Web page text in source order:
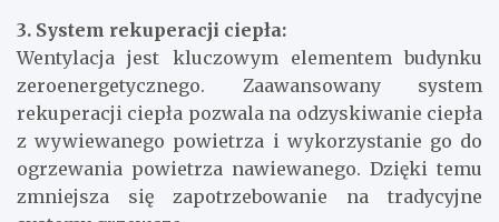
3. System rekuperacji ciepła:
Wentylacja jest kluczowym elementem budynku
zeroenergetycznego. Zaawansowany system
rekuperacji ciepła pozwala na odzyskiwanie ciepła
z wywiewanego powietrza i wykorzystanie go do
ogrzewania powietrza nawiewanego. Dzięki temu
zmniejsza się zapotrzebowanie na tradycyjne